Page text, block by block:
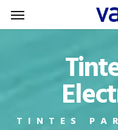
Skip
to
Menu
TINTES
Menu